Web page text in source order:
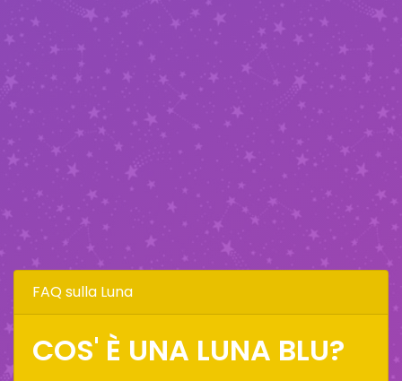
FAQ sulla Luna
COS' È UNA LUNA BLU?